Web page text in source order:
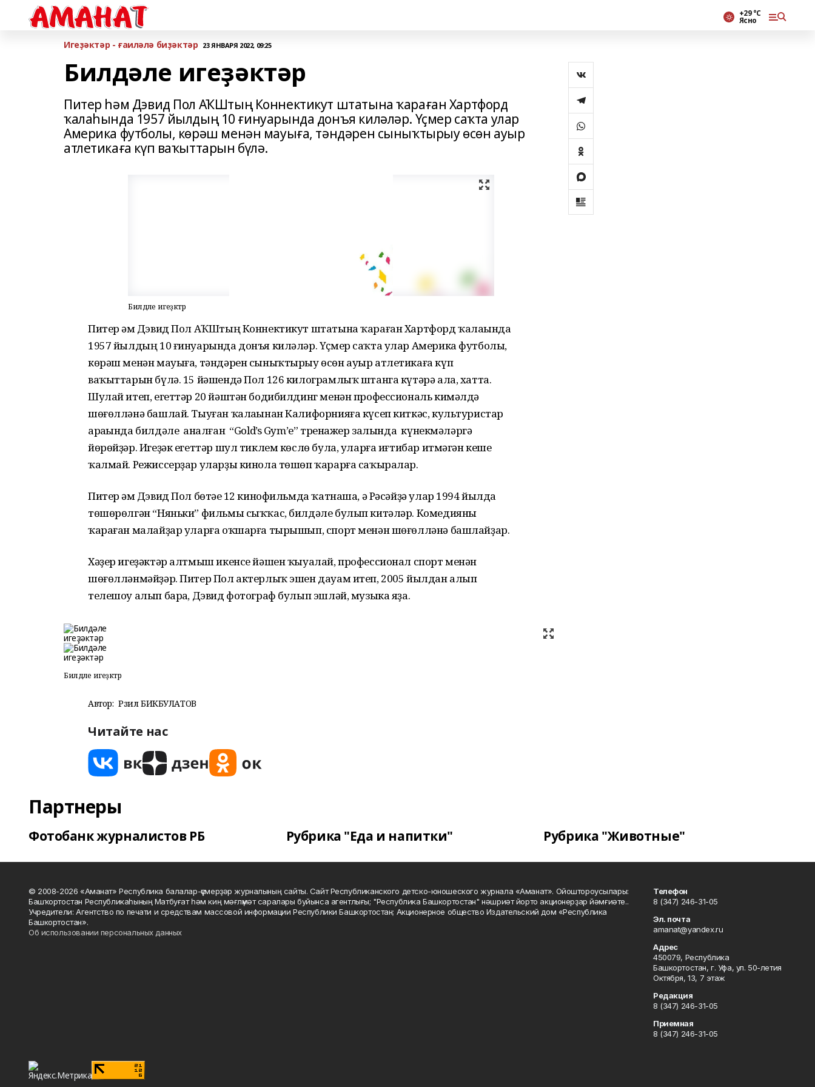
+29 °С
Ясно
Игеҙәктәр - ғаиләлә биҙәктәр 23 ЯНВАРЯ 2022, 09:25
Билдәле игеҙәктәр
Питер һәм Дэвид Пол АҠШтың Коннектикут штатына ҡараған Хартфорд
ҡалаһында 1957 йылдың 10 ғинуарында донъя киләләр. Үҫмер саҡта улар
Америка футболы, көрәш менән мауыға, тәндәрен сыныҡтырыу өсөн ауыр
атлетикаға күп ваҡыттарын бүлә.
Билдәле игеҙәктәр
Питер һәм Дэвид Пол АҠШтың Коннектикут штатына ҡараған Хартфорд ҡалаһында
1957 йылдың 10 ғинуарында донъя киләләр. Үҫмер саҡта улар Америка футболы,
көрәш менән мауыға, тәндәрен сыныҡтырыу өсөн ауыр атлетикаға күп
ваҡыттарын бүлә. 15 йәшендә Пол 126 килограмлыҡ штанга күтәрә ала, хатта.
Шулай итеп, егеттәр 20 йәштән бодибилдинг менән профессиональ кимәлдә
шөғөлләнә башлай. Тыуған ҡалаһынан Калифорнияға күсеп киткәс, культуристар
араһында билдәле һаналған “Gold’s Gym’е” тренажер залында күнекмәләргә
йөрөйҙәр. Игеҙәк егеттәр шул тиклем көслө була, уларға иғтибар итмәгән кеше
ҡалмай. Режиссерҙар уларҙы кинола төшөп ҡарарға саҡыралар.
Питер һәм Дэвид Пол бөтәһе 12 кинофильмда ҡатнаша, ә Рәсәйҙә улар 1994 йылда
төшөрөлгән “Няньки” фильмы сыҡҡас, билдәле булып китәләр. Комедияны
ҡараған малайҙар уларға оҡшарға тырышып, спорт менән шөғөлләнә башлайҙар.
Хәҙер игеҙәктәр алтмыш икенсе йәшен ҡыуалай, профессионал спорт менән
шөғөлләнмәйҙәр. Питер Пол актерлыҡ эшен дауам итеп, 2005 йылдан алып
телешоу алып барһа, Дэвид фотограф булып эшләй, музыка яҙа.
Билдәле игеҙәктәр
Автор: Рәзил БИКБУЛАТОВ
Читайте нас
Партнеры
Фотобанк журналистов РБ Рубрика "Еда и напитки" Рубрика "Животные"
© 2008-2026 «Аманат» Республика балалар-үҫмерҙәр журналының сайты. Сайт Республиканского детско-юношеского журнала «Аманат». Ойоштороусылары:
Башҡортостан Республикаһының Матбуғат һәм киң мәғлүмәт саралары буйынса агентлығы; "Республика Башкортостан" нәшриәт йорто акционерҙар йәмғиәте..
Учредители: Агентство по печати и средствам массовой информации Республики Башкортостан; Акционерное общество Издательский дом «Республика
Башкортостан».
Об использовании персональных данных
Телефон
8 (347) 246-31-05
Эл. почта
amanat@yandex.ru
Адрес
450079, Республика
Башкортостан, г. Уфа, ул. 50-летия
Октября, 13, 7 этаж
Редакция
8 (347) 246-31-05
Приемная
8 (347) 246-31-05